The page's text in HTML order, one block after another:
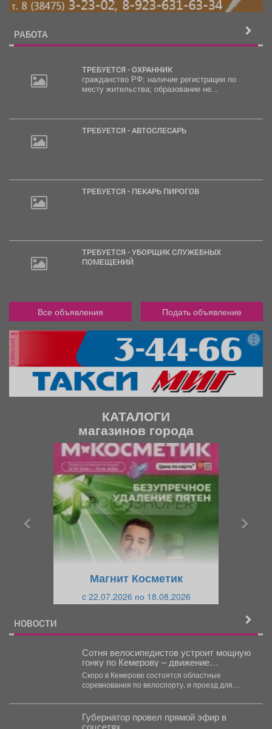
РАБОТА
ТРЕБУЕТСЯ - ОХРАННИК
гражданство РФ; наличие регистрации по
месту жительства; образование не...
ТРЕБУЕТСЯ - АВТОСЛЕСАРЬ
ТРЕБУЕТСЯ - ПЕКАРЬ ПИРОГОВ
ТРЕБУЕТСЯ - УБОРЩИК СЛУЖЕБНЫХ
ПОМЕЩЕНИЙ
Все объявления Подать объявление
реклама
КАТАЛОГИ
магазинов города
Магнит Косметик
c 22.07.2026 по 18.08.2026
НОВОСТИ
Сотня велосипедистов устроит мощную
гонку по Кемерову – движение
перекроют
Скоро в Кемерове состоятся областные
соревнования по велоспорту, и проезд для
Губернатор провел прямой эфир в
соцсетях